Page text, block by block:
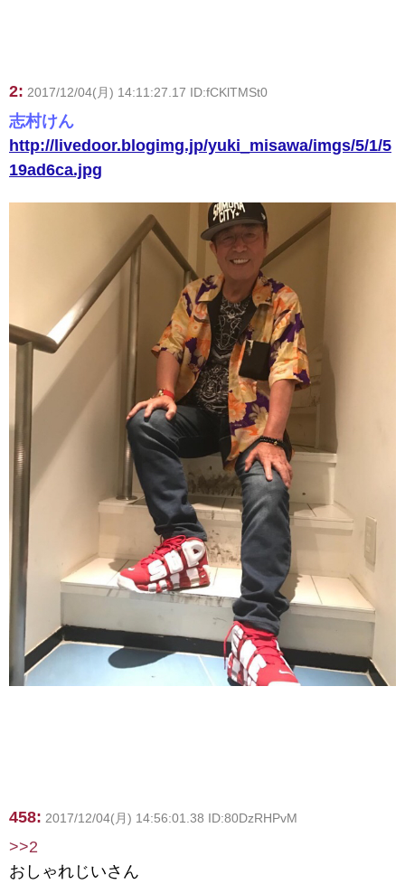
2: 2017/12/04(月) 14:11:27.17 ID:fCKlTMSt0
志村けん
http://livedoor.blogimg.jp/yuki_misawa/imgs/5/1/5
19ad6ca.jpg
458: 2017/12/04(月) 14:56:01.38 ID:80DzRHPvM
>>2
おしゃれじいさん